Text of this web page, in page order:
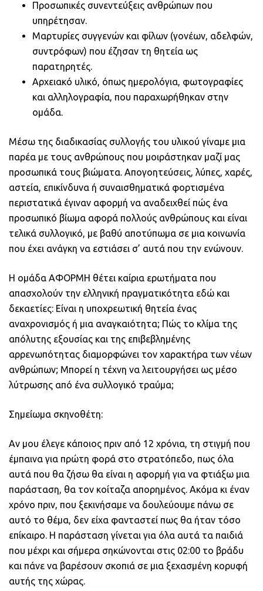
Προσωπικές συνεντεύξεις ανθρώπων που
υπηρέτησαν.
Μαρτυρίες συγγενών και φίλων (γονέων, αδελφών,
συντρόφων) που έζησαν τη θητεία ως
παρατηρητές.
Αρχειακό υλικό, όπως ημερολόγια, φωτογραφίες
και αλληλογραφία, που παραχωρήθηκαν στην
ομάδα.
Μέσω της διαδικασίας συλλογής του υλικού γίναμε μια
παρέα με τους ανθρώπους που μοιράστηκαν μαζί μας
προσωπικά τους βιώματα. Απογοητεύσεις, λύπες, χαρές,
αστεία, επικίνδυνα ή συναισθηματικά φορτισμένα
περιστατικά έγιναν αφορμή να αναδειχθεί πώς ένα
προσωπικό βίωμα αφορά πολλούς ανθρώπους και είναι
τελικά συλλογικό, με βαθύ αποτύπωμα σε μια κοινωνία
που έχει ανάγκη να εστιάσει σ’ αυτά που την ενώνουν.
Η ομάδα ΑΦΟΡΜΗ θέτει καίρια ερωτήματα που
απασχολούν την ελληνική πραγματικότητα εδώ και
δεκαετίες: Είναι η υποχρεωτική θητεία ένας
αναχρονισμός ή μια αναγκαιότητα; Πώς το κλίμα της
απόλυτης εξουσίας και της επιβεβλημένης
αρρενωπότητας διαμορφώνει τον χαρακτήρα των νέων
ανθρώπων; Μπορεί η τέχνη να λειτουργήσει ως μέσο
λύτρωσης από ένα συλλογικό τραύμα;
Σημείωμα σκηνοθέτη:
Αν μου έλεγε κάποιος πριν από 12 χρόνια, τη στιγμή που
έμπαινα για πρώτη φορά στο στρατόπεδο, πως όλα
αυτά που θα ζήσω θα είναι η αφορμή για να φτιάξω μια
παράσταση, θα τον κοίταζα απορημένος. Ακόμα κι έναν
χρόνο πριν, που ξεκινήσαμε να δουλεύουμε πάνω σε
αυτό το θέμα, δεν είχα φανταστεί πως θα ήταν τόσο
επίκαιρο. Η παράσταση γίνεται για όλα αυτά τα παιδιά
που μέχρι και σήμερα σηκώνονται στις 02:00 το βράδυ
και πάνε να βαρέσουν σκοπιά σε μια ξεχασμένη κορυφή
αυτής της χώρας.